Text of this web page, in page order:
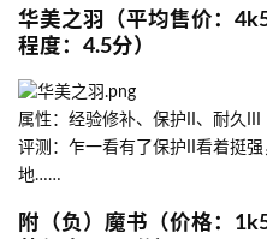
华美之羽（平均售价：
程度：4.5分）
属性：经验修补、保护II、耐久III
评测：乍一看有了保护II看着挺
地……
附（负）魔书（价格：